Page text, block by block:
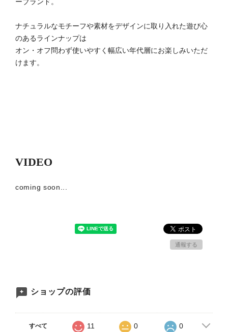
ナチュラルなモチーフや素材をデザインに取り入れた遊び心
のあるラインナップは
オン・オフ問わず使いやすく幅広い年代層にお楽しみいただ
けます。
VIDEO
coming soon...
通報する
ショップの評価
すべて 11 0 0